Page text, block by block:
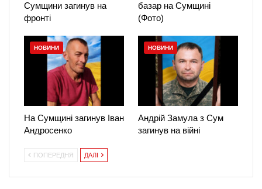
Сумщини загинув на
фронті
базар на Сумщині
(Фото)
НОВИНИ
На Сумщині загинув Іван
Андросенко
НОВИНИ
Андрій Замула з Сум
загинув на війні
ПОПЕРЕДНЯ ДАЛІ